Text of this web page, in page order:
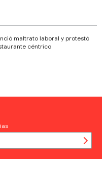
maltrato laboral y protestó
céntrico